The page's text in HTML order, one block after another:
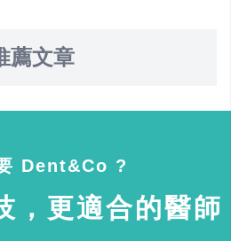
薦文章
Dent&Co ?
，更適合的醫師